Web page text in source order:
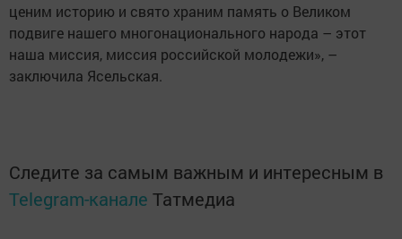
ценим историю и свято храним память о Великом
подвиге нашего многонационального народа – этот
наша миссия, миссия российской молодежи», –
заключила Ясельская.
Следите за самым важным и интересным в
Telegram-канале Татмедиа